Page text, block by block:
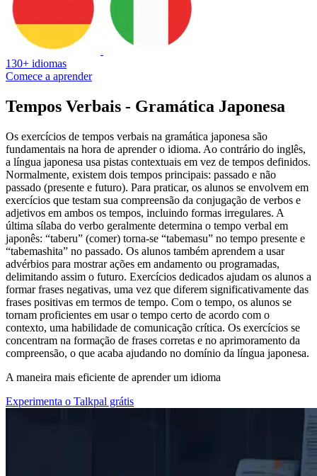
130+ idiomas
Comece a aprender
Tempos Verbais - Gramática Japonesa
Os exercícios de tempos verbais na gramática japonesa são
fundamentais na hora de aprender o idioma. Ao contrário do inglês,
a língua japonesa usa pistas contextuais em vez de tempos definidos.
Normalmente, existem dois tempos principais: passado e não
passado (presente e futuro). Para praticar, os alunos se envolvem em
exercícios que testam sua compreensão da conjugação de verbos e
adjetivos em ambos os tempos, incluindo formas irregulares. A
última sílaba do verbo geralmente determina o tempo verbal em
japonês: “taberu” (comer) torna-se “tabemasu” no tempo presente e
“tabemashita” no passado. Os alunos também aprendem a usar
advérbios para mostrar ações em andamento ou programadas,
delimitando assim o futuro. Exercícios dedicados ajudam os alunos a
formar frases negativas, uma vez que diferem significativamente das
frases positivas em termos de tempo. Com o tempo, os alunos se
tornam proficientes em usar o tempo certo de acordo com o
contexto, uma habilidade de comunicação crítica. Os exercícios se
concentram na formação de frases corretas e no aprimoramento da
compreensão, o que acaba ajudando no domínio da língua japonesa.
A maneira mais eficiente de aprender um idioma
Experimenta o Talkpal grátis